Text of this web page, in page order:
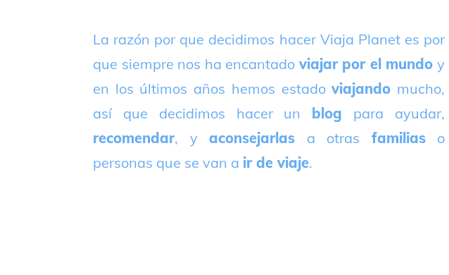
La razón por que decidimos hacer Viaja Planet es por
que siempre nos ha encantado viajar por el mundo y
en los últimos años hemos estadoviajando mucho,
así que decidimos hacer un blog para ayudar,
recomendar, y aconsejarlas a otras familiaso
personas que se van a ir de viaje.